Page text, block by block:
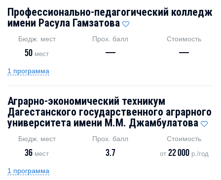
Профессионально-педагогический колледж
имени Расула Гамзатова
Бюдж. мест
50 мест
Прох. балл
—
Стоимость
—
1 программа
Аграрно-экономический техникум
Дагестанского государственного аграрного
университета имени М.М. Джамбулатова
Бюдж. мест
36 мест
Прох. балл
3.7
Стоимость
от 22 000р./год
1 программа